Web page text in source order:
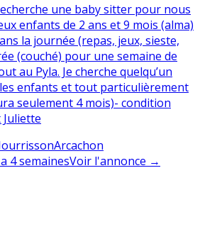
une baby sitter pour nous
enfants de 2 ans et 9 mois (alma)
la journée (repas, jeux, sieste,
(couché) pour une semaine de
au Pyla. Je cherche quelqu’un
les enfants et tout particulièrement
seulement 4 mois)- condition
Arcachon
4 semainesVoir l'annonce →